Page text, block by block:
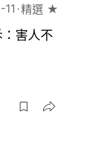
精選 ★
害人不